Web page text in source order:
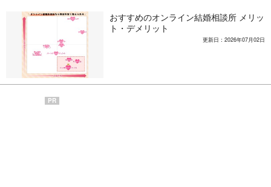
おすすめのオンライン結婚相談所 メリッ
ト・デメリット
更新日：2026年07月02日
PR